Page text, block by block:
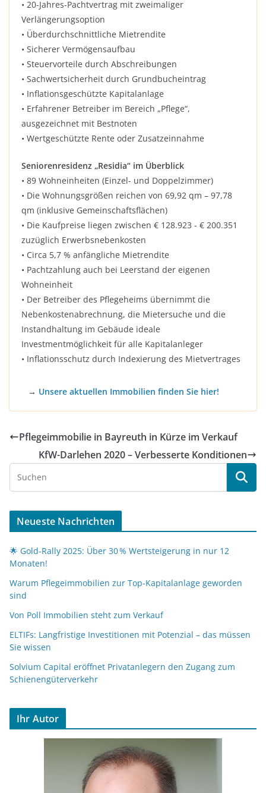
• 20-Jahres-Pachtvertrag mit zweimaliger
Verlängerungsoption
• Überdurchschnittliche Mietrendite
• Sicherer Vermögensaufbau
• Steuervorteile durch Abschreibungen
• Sachwertsicherheit durch Grundbucheintrag
• Inflationsgeschützte Kapitalanlage
• Erfahrener Betreiber im Bereich „Pflege“,
ausgezeichnet mit Bestnoten
• Wertgeschützte Rente oder Zusatzeinnahme
Seniorenresidenz „Residia“ im Überblick
• 89 Wohneinheiten (Einzel- und Doppelzimmer)
• Die Wohnungsgrößen reichen von 69,92 qm – 97,78
qm (inklusive Gemeinschaftsflächen)
• Die Kaufpreise liegen zwischen € 128.923 - € 200.351
zuzüglich Erwerbsnebenkosten
• Circa 5,7 % anfängliche Mietrendite
• Pachtzahlung auch bei Leerstand der eigenen
Wohneinheit
• Der Betreiber des Pflegeheims übernimmt die
Nebenkostenabrechnung, die Mietersuche und die
Instandhaltung im Gebäude ideale
Investmentmöglichkeit für alle Kapitalanleger
• Inflationsschutz durch Indexierung des Mietvertrages
→ Unsere aktuellen Immobilien finden Sie hier!
Pflegeimmobilie in Bayreuth in Kürze im Verkauf
KfW-Darlehen 2020 – Verbesserte Konditionen
Neueste Nachrichten
🌟 Gold-Rally 2025: Über 30 % Wertsteigerung in nur 12
Monaten!
Warum Pflegeimmobilien zur Top-Kapitalanlage geworden
sind
Von Poll Immobilien steht zum Verkauf
ELTIFs: Langfristige Investitionen mit Potenzial – das müssen
Sie wissen
Solvium Capital eröffnet Privatanlegern den Zugang zum
Schienengüterverkehr
Ihr Autor